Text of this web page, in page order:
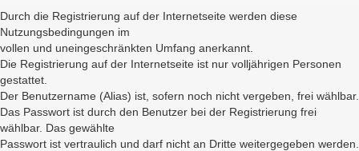
Durch die Registrierung auf der Internetseite werden diese
Nutzungsbedingungen im
vollen und uneingeschränkten Umfang anerkannt.
Die Registrierung auf der Internetseite ist nur volljährigen Personen
gestattet.
Der Benutzername (Alias) ist, sofern noch nicht vergeben, frei wählbar.
Das Passwort ist durch den Benutzer bei der Registrierung frei
wählbar. Das gewählte
Passwort ist vertraulich und darf nicht an Dritte weitergegeben werden.